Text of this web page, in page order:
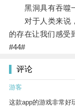
黑洞具有吞噬一
对于人类来说，
的存在让我们感受
#44#
评论
游客
这款app的游戏非常好